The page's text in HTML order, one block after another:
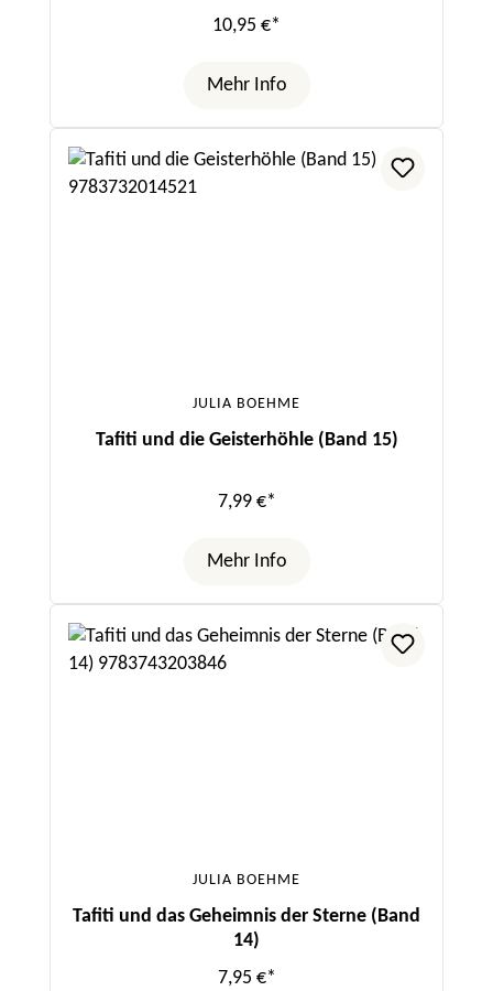
10,95 €*
Mehr Info
JULIA BOEHME
Tafiti und die Geisterhöhle (Band 15)
7,99 €*
Mehr Info
JULIA BOEHME
Tafiti und das Geheimnis der Sterne (Band
14)
7,95 €*